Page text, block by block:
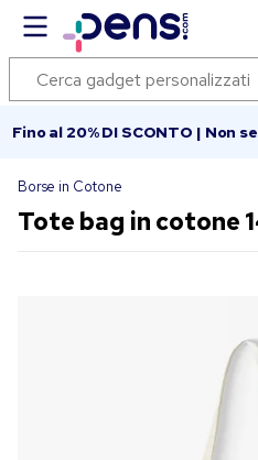
Fino al 20% DI SCONTO | Non
Borse in Cotone
Tote bag in cotone